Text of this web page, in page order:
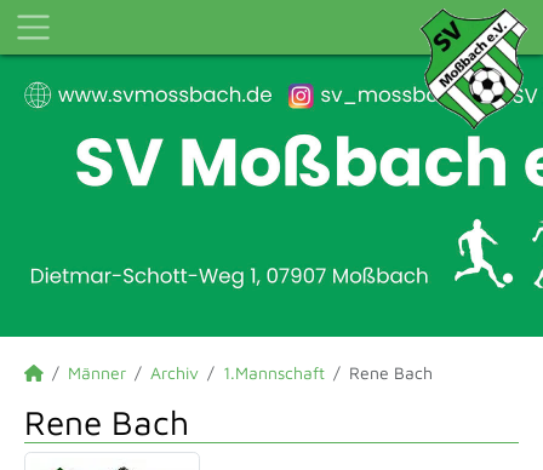
Männer Archiv 1.Mannschaft Rene Bach
Rene Bach